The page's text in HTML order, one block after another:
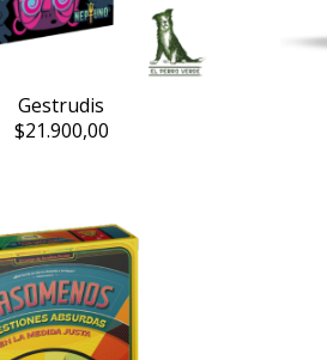
Gestrudis
$21.900,00